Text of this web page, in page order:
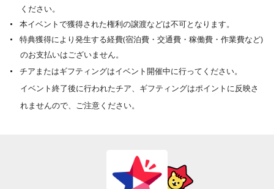
ください。
本イベントで獲得された権利の譲渡などは不可となります。
特典獲得により発生する経費(宿泊費・交通費・稼働費・作業費など)
のお支払いはございません。
チアまたはギフティングはイベント開催中に行ってください。
イベント終了後に行われたチア、ギフティングはポイントに反映さ
れませんので、ご注意ください。